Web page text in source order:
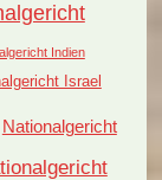
Indien
Israel
Nationalgericht